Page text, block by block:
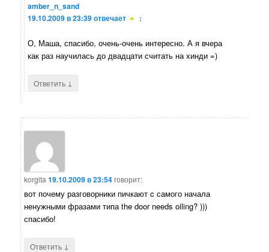
amber_n_sand
19.10.2009 в 23:39отвечает :
О, Маша, спасибо, очень-очень интересно. А я вчера
как раз научилась до двадцати считать на хинди =)
Ответить ↓
korgita 19.10.2009 в 23:54говорит:
вот почему разговорники пичкают c самого начала
ненужными фразами типа the door needs oiling? )))
спасибо!
Ответить ↓